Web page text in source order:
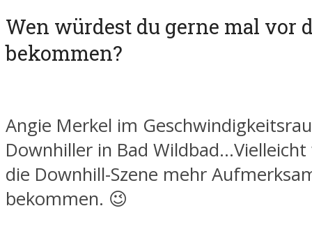
Wen würdest du gerne mal vor
bekommen?
Angie Merkel im
Downhiller in Bad
die Downhill-Szene mehr
bekommen. 😉